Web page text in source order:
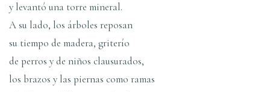
y levantó una torre mineral.
A su lado, los árboles reposan
su tiempo de madera, griterí­o
de perros y de niños clausurados,
los brazos y las piernas como ramas